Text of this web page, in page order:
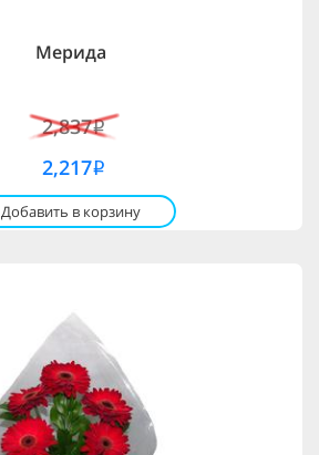
Мерида
2,837i
2,217i
Добавить в корзину